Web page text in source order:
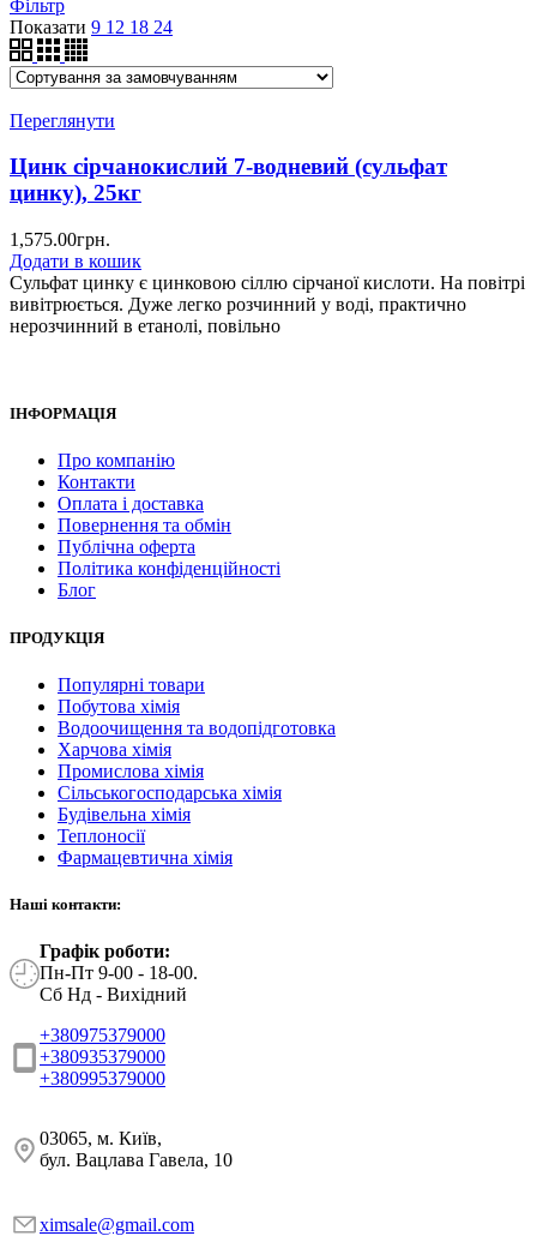
Фільтр
Показати 9 12 18 24
Переглянути
Цинк сірчанокислий 7-водневий (сульфат
цинку), 25кг
1,575.00грн.
Додати в кошик
Сульфат цинку є цинковою сіллю сірчаної кислоти. На повітрі
вивітрюється. Дуже легко розчинний у воді, практично
нерозчинний в етанолі, повільно
ІНФОРМАЦІЯ
Про компанію
Контакти
Оплата і доставка
Повернення та обмін
Публічна оферта
Політика конфіденційності
Блог
ПРОДУКЦІЯ
Популярні товари
Побутова хімія
Водоочищення та водопідготовка
Харчова хімія
Промислова хімія
Сільськогосподарська хімія
Будівельна хімія
Теплоносії
Фармацевтична хімія
Наші контакти:
Графік роботи:
Пн-Пт 9-00 - 18-00.
Сб Нд - Вихідний
+380975379000
+380935379000
+380995379000
03065, м. Київ,
бул. Вацлава Гавела, 10
ximsale@gmail.com